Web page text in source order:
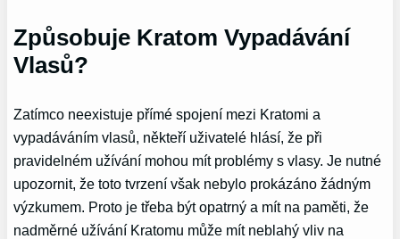
Způsobuje Kratom Vypadávání
Vlasů?
Zatímco neexistuje přímé spojení mezi Kratomi a
vypadáváním vlasů, někteří uživatelé hlásí, že při
pravidelném užívání mohou mít problémy s vlasy. Je nutné
upozornit, že toto tvrzení však nebylo prokázáno žádným
výzkumem. Proto je třeba být opatrný a mít na paměti, že
nadměrné užívání Kratomu může mít neblahý vliv na